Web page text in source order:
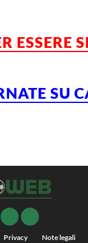
ESSERE
SU
Privacy Note legali